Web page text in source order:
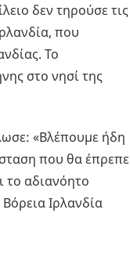
δεν τηρούσε τις
που
Το
στο νησί της
«Βλέπουμε ήδη
που θα έπρεπε
το αδιανόητο
Ιρλανδία